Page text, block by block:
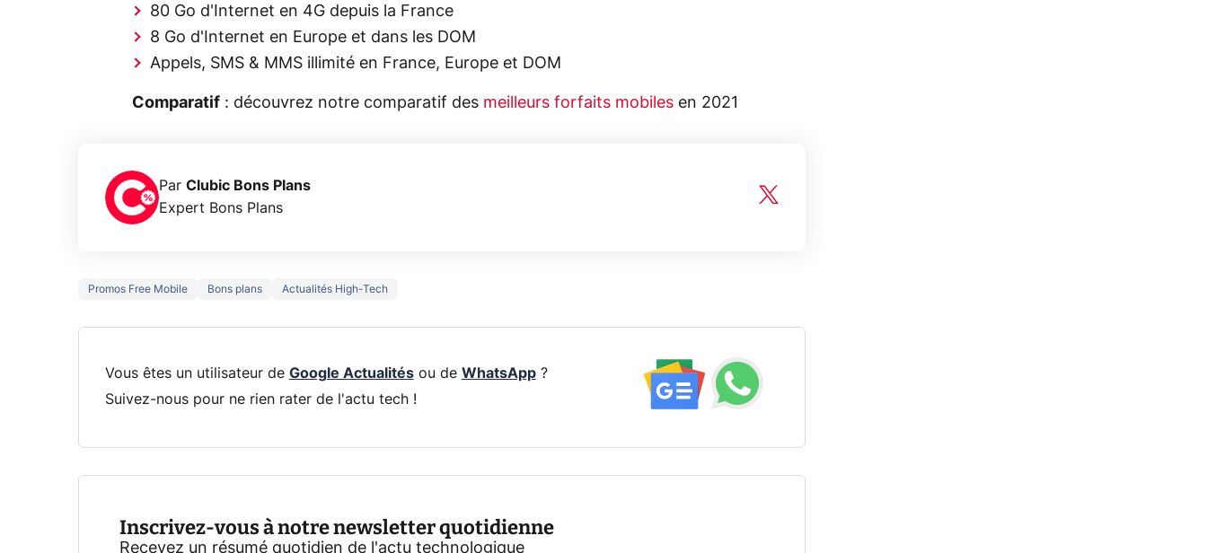
80 Go d'Internet en 4G depuis la France
8 Go d'Internet en Europe et dans les DOM
Appels, SMS & MMS illimité en France, Europe et DOM
Comparatif : découvrez notre comparatif des meilleurs forfaits mobiles en 2021
Par Clubic Bons Plans
Expert Bons Plans
Promos Free Mobile Bons plans Actualités High-Tech
Vous êtes un utilisateur de Google Actualitésou de WhatsApp?
Suivez-nous pour ne rien rater de l'actu tech !
Inscrivez-vous à notre newsletter quotidienne
Recevez un résumé quotidien de l'actu technologique